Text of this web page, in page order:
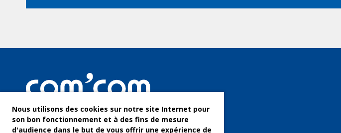
Nous utilisons des cookies sur notre site Internet pour
son bon fonctionnement et à des fins de mesure
d'audience dans le but de vous offrir une expérience de